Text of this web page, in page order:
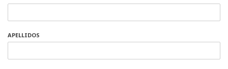
APELLIDOS